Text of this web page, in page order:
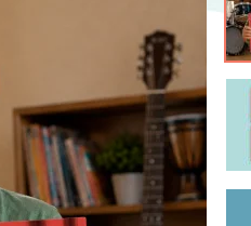
Affiches
Grands-parents
Famille
Partenaire
Baptême
Retour à l'école
Pâques
Journée des
Engagement
Engagement